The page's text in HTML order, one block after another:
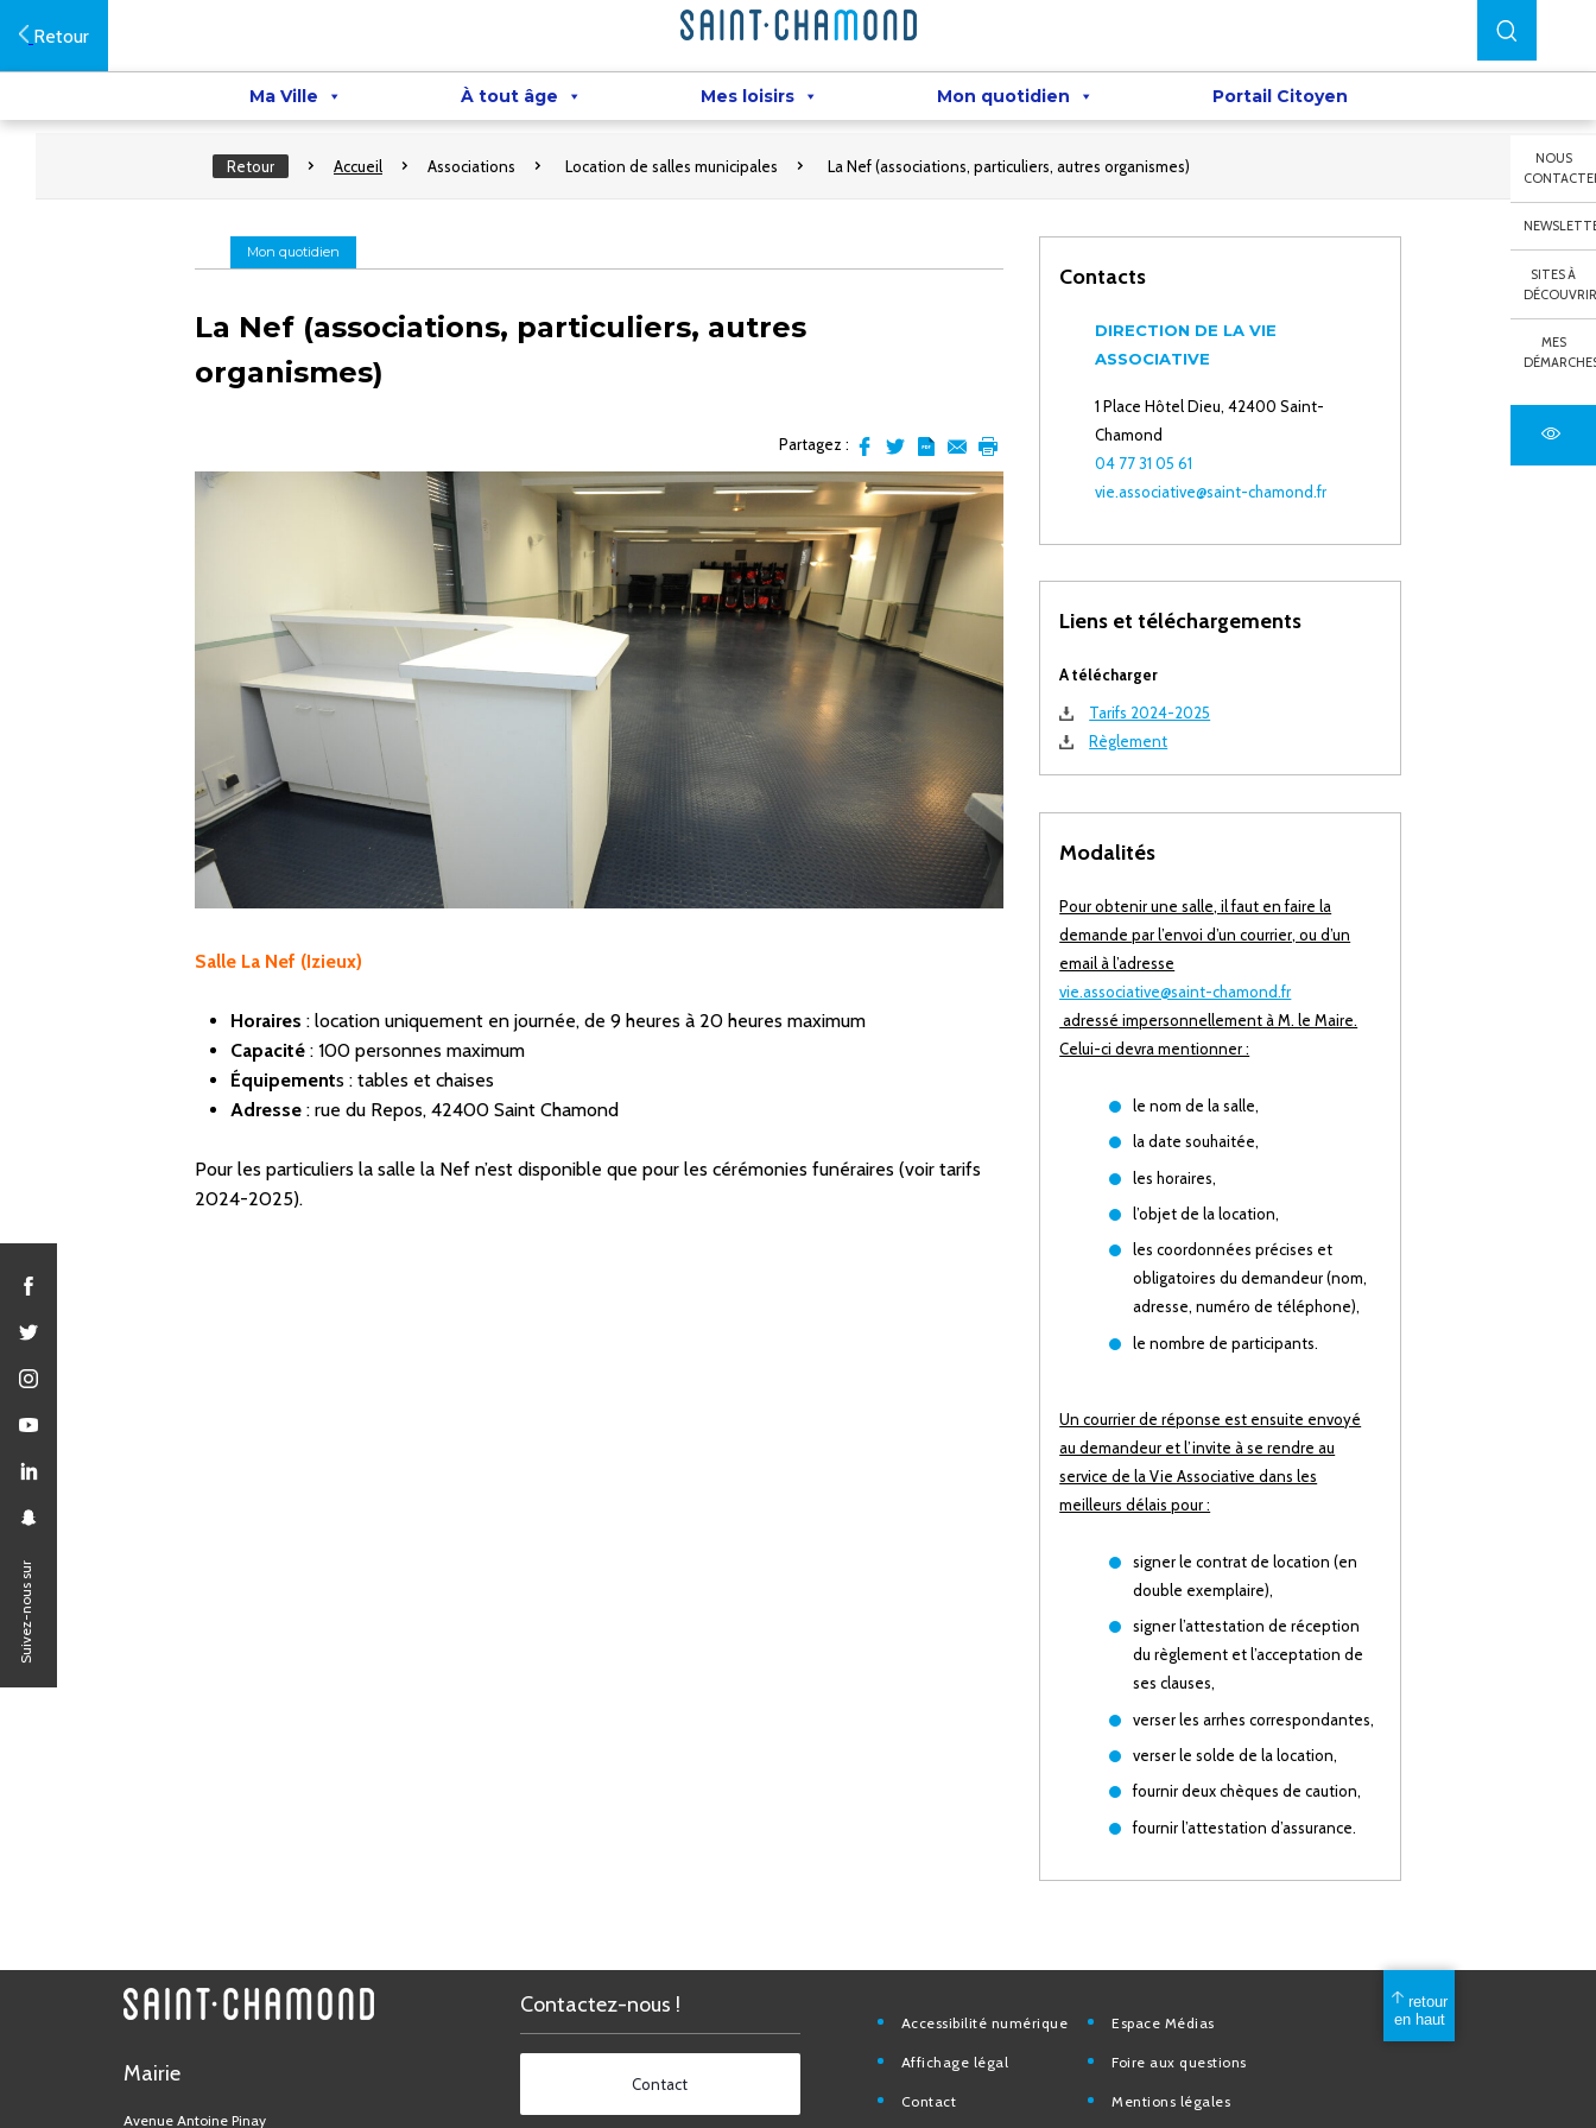
Suivez-nous sur
Retour
Ma Ville À tout âge Mes loisirs Mon quotidien Portail Citoyen
NOUS
SITES À
MES
Retour Accueil Associations Location de salles municipales La Nef (associations, particuliers, autres organismes)
Mon quotidien
La Nef (associations, particuliers, autres
organismes)
Partagez :
sur
facebook
sur
Twitter
l'article
en
pdf
par
email
Salle La Nef (Izieux)
Horaires : location uniquement en journée, de 9 heures à 20 heures maximum
Capacité : 100 personnes maximum
Équipements : tables et chaises
Adresse : rue du Repos, 42400 Saint Chamond
Pour les particuliers la salle la Nef n’est disponible que pour les cérémonies funéraires (voir tarifs
2024-2025).
Contacts
DIRECTION DE LA VIE
ASSOCIATIVE
1 Place Hôtel Dieu, 42400 Saint-
Chamond
04 77 31 05 61
vie.associative@saint-chamond.fr
Liens et téléchargements
A télécharger
Tarifs 2024-2025
Règlement
Modalités
Pour obtenir une salle, il faut en faire la
demande par l’envoi d’un courrier, ou d’un
email à l’adresse
vie.associative@saint-chamond.fr
adressé impersonnellement à M. le Maire.
Celui-ci devra mentionner :
le nom de la salle,
la date souhaitée,
les horaires,
l’objet de la location,
les coordonnées précises et
obligatoires du demandeur (nom,
adresse, numéro de téléphone),
le nombre de participants.
Un courrier de réponse est ensuite envoyé
au demandeur et l’invite à se rendre au
service de la Vie Associative dans les
meilleurs délais pour :
signer le contrat de location (en
double exemplaire),
signer l’attestation de réception
du règlement et l’acceptation de
ses clauses,
verser les arrhes correspondantes,
verser le solde de la location,
fournir deux chèques de caution,
fournir l’attestation d’assurance.
Mairie
Avenue Antoine Pinay
Contactez-nous !
Contact
Accessibilité numérique Espace Médias
Affichage légal Foire aux questions
Contact Mentions légales